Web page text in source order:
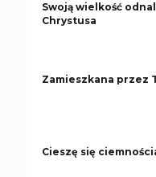
Swoją wielkość
Chrystusa
Zamieszkana przez
Cieszę się